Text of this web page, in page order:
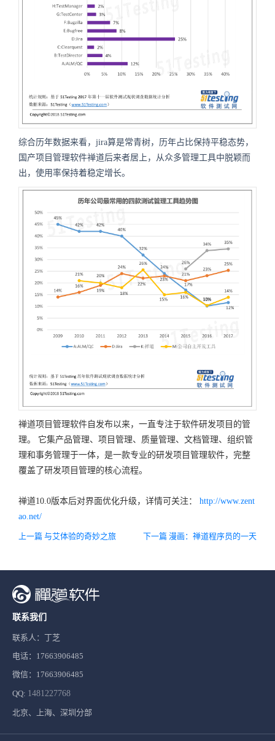
综合历年数据来看，jira算是常青树，历年占比保持平稳态势，
国产项目管理软件禅道后来者居上，从众多管理工具中脱颖而
出，使用率保持着稳定增长。
禅道项目管理软件自发布以来，一直专注于软件研发项目的管
理。 它集产品管理、项目管理、质量管理、文档管理、组织管
理和事务管理于一体，是一款专业的研发项目管理软件，完整
覆盖了研发项目管理的核心流程。
禅道10.0版本后对界面优化升级，详情可关注： http://www.zent
ao.net/
上一篇 与艾体验的奇妙之旅 下一篇 漫画：禅道程序员的一天
联系我们
联系人：丁芝
电话：17663906485
微信：17663906485
QQ: 1481227768
北京、上海、深圳分部